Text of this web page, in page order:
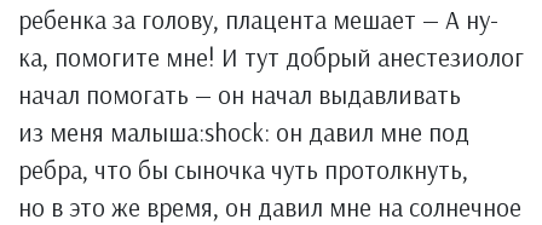
ребенка за голову, плацента мешает — А ну-
ка, помогите мне! И тут добрый анестезиолог
начал помогать — он начал выдавливать
из меня малыша:shock: он давил мне под
ребра, что бы сыночка чуть протолкнуть,
но в это же время, он давил мне на солнечное